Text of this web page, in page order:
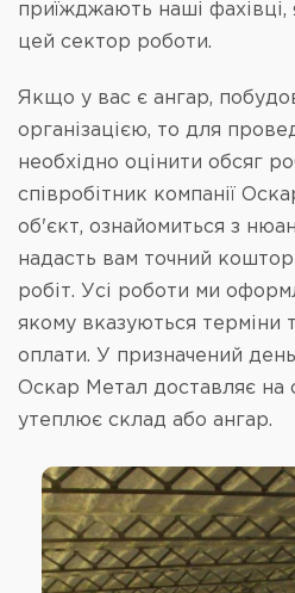
приїжджають наші фахівці,
цей сектор роботи.
Якщо у вас є ангар,
організацією, то для
необхідно оцінити обсяг
співробітник компанії
об'єкт, ознайомиться з
надасть вам точний
робіт. Усі роботи ми
якому вказуються терміни
оплати. У призначений
Оскар Метал доставляє на
утеплює склад або ангар.